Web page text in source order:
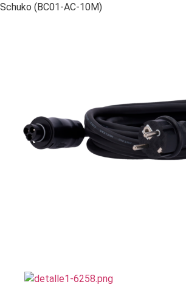
Schuko (BC01-AC-10M)